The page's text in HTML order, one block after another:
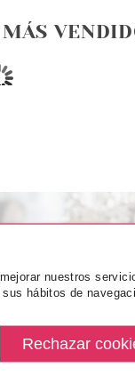
MÁS
THE LITTLE
nuestros
hábitos de